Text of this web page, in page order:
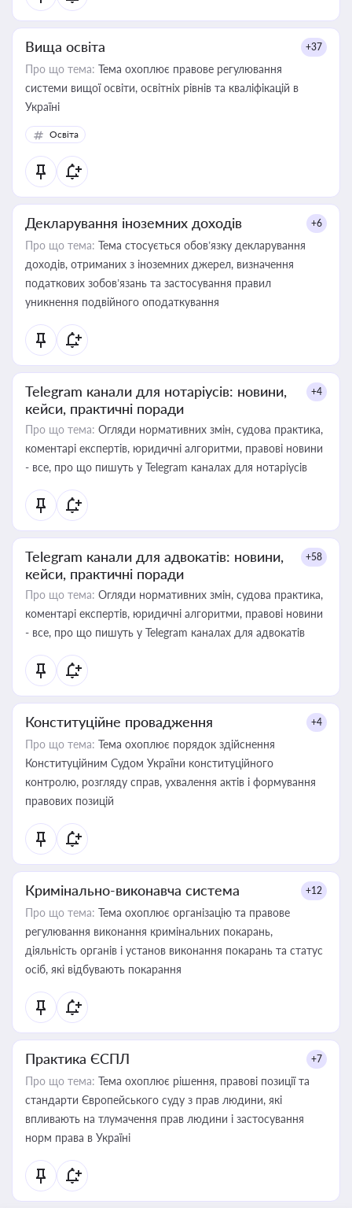
Вища освіта +37
Про що тема: Тема охоплює правове регулювання
системи вищої освіти, освітніх рівнів та кваліфікацій в
Україні
Освіта
Декларування іноземних доходів +6
Про що тема: Тема стосується обов’язку декларування
доходів, отриманих з іноземних джерел, визначення
податкових зобов’язань та застосування правил
уникнення подвійного оподаткування
Telegram канали для нотаріусів: новини,
кейси, практичні поради
+4
Про що тема: Огляди нормативних змін, судова практика,
коментарі експертів, юридичні алгоритми, правові новини
- все, про що пишуть у Telegram каналах для нотаріусів
Telegram канали для адвокатів: новини,
кейси, практичні поради
+58
Про що тема: Огляди нормативних змін, судова практика,
коментарі експертів, юридичні алгоритми, правові новини
- все, про що пишуть у Telegram каналах для адвокатів
Конституційне провадження +4
Про що тема: Тема охоплює порядок здійснення
Конституційним Судом України конституційного
контролю, розгляду справ, ухвалення актів і формування
правових позицій
Кримінально-виконавча система +12
Про що тема: Тема охоплює організацію та правове
регулювання виконання кримінальних покарань,
діяльність органів і установ виконання покарань та статус
осіб, які відбувають покарання
Практика ЄСПЛ +7
Про що тема: Тема охоплює рішення, правові позиції та
стандарти Європейського суду з прав людини, які
впливають на тлумачення прав людини і застосування
норм права в Україні